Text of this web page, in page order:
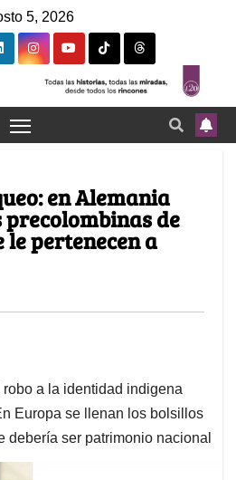
5, 2026
en Alemania
de
le pertenecen a
a la identidad indigena
Europa se llenan los bolsillos
debería ser patrimonio nacional